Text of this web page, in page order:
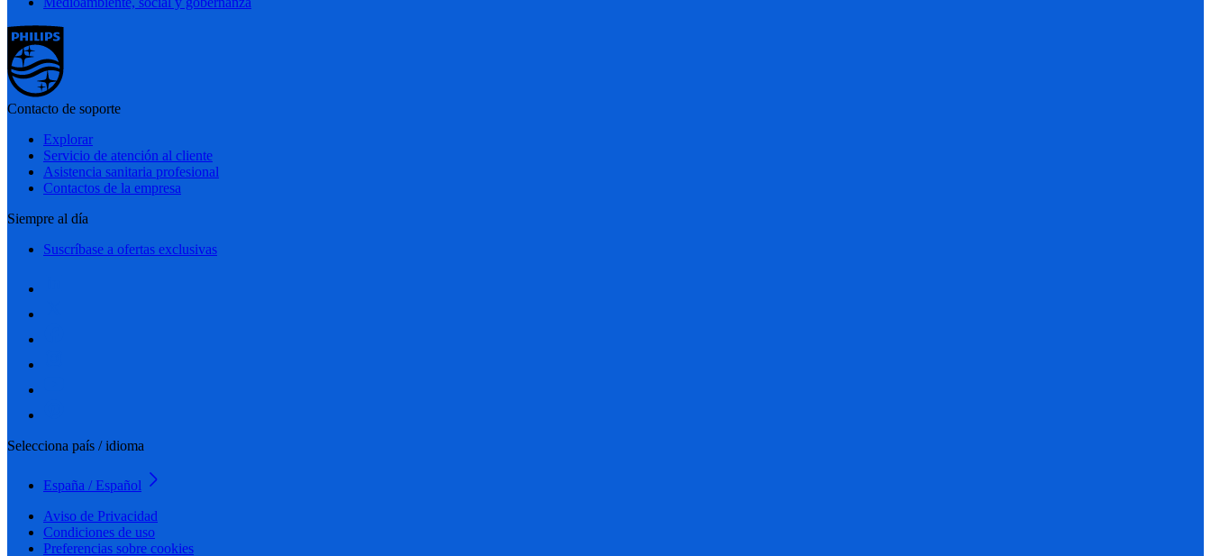
Contacto de soporte
Explorar
Servicio de atención al cliente
Asistencia sanitaria profesional
Contactos de la empresa
Siempre al día
Suscríbase a ofertas exclusivas
Selecciona país / idioma
España / Español
Aviso de Privacidad
Condiciones de uso
Preferencias sobre cookies